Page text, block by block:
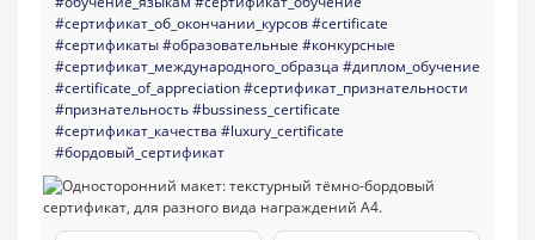
#сертификат_об_окончании_курсов#certificate
#сертификаты#образовательные #конкурсные
#сертификат_международного_образца #диплом_обучение
#certificate_of_appreciation#сертификат_признательности
#признательность#bussiness_certificate
#сертификат_качества #luxury_certificate
#бордовый_сертификат